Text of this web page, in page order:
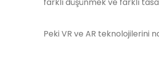
Peki VR ve AR teknolojilerini